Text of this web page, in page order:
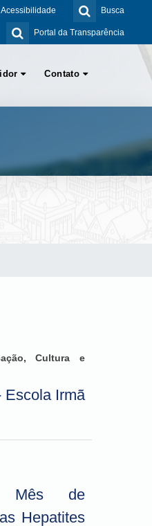
Busca
Acessibilidade
Portal da Transparência
Contato
Cultura e
Escola Irmã
Mês de
Hepatites